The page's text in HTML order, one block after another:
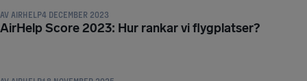
AV AIRHELP4 DECEMBER 2023
AirHelp Score 2023: Hur rankar vi flygplatser?